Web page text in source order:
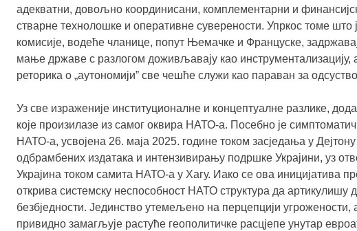
адекватни, довољно координисани, комплементарни и
стварне технолошке и оперативне суверености. Упркос томе
комисије, водеће чланице, попут Њемачке и Француске,
мање државе с разлогом доживљавају као инструментализацију,
реторика о „аутономијиˮ све чешће служи као параван за
Уз све израженије институционалне и концептуалне разлике,
које произилазе из самог оквира НАТО-а. Посебно је
НАТО-а, усвојена 26. маја 2025. године током засједања у
одбрамбених издатака и интензивирању подршке Украјини, уз
Украјина током самита НАТО-а у Хагу. Иако се ова иницијатива
открива системску неспособност НАТО структура да артикулишу
безбједности. Јединство утемељено на перцепцији угрожености,
привидно замагљује растуће геополитичке расцјепе унутар